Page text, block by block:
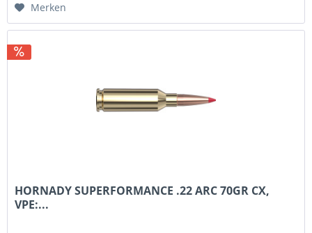
Merken
HORNADY SUPERFORMANCE .22 ARC 70GR CX,
VPE:...